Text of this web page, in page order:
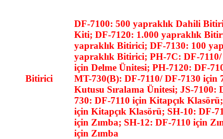
Bitirici
DF-7100: 500 yapraklık Dahili
Kiti; DF-7120: 1.000 yapraklık
yapraklık Bitirici; DF-7130: 100
yapraklık Bitirici; PH-7C: ​​DF-
için Delme Ünitesi; PH-7120: DF-
MT-730(B): DF-7110/ DF-7130 için
Kutusu Sıralama Ünitesi; JS-7100:
730: DF-7110 için Kitapçık
için Kitapçık Klasörü; SH-10: DF-
için Zımba; SH-12: DF-7110 için
için Zımba